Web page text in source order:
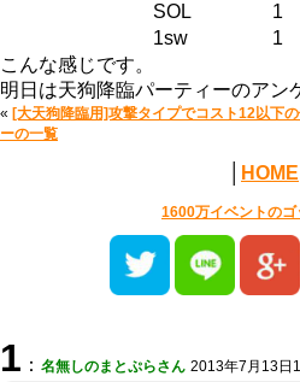
SOL
1
1sw
1
こんな感じです。
明日は天狗降臨パーティーのア
« [大天狗降臨用]攻撃タイプでコスト12以下
ーの一覧
HOME
1600万イベントのゴ
1 ： 名無しのまとぷらさん 2013年7月13日